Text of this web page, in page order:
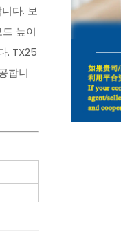
다. 보
높이
. TX25
합니